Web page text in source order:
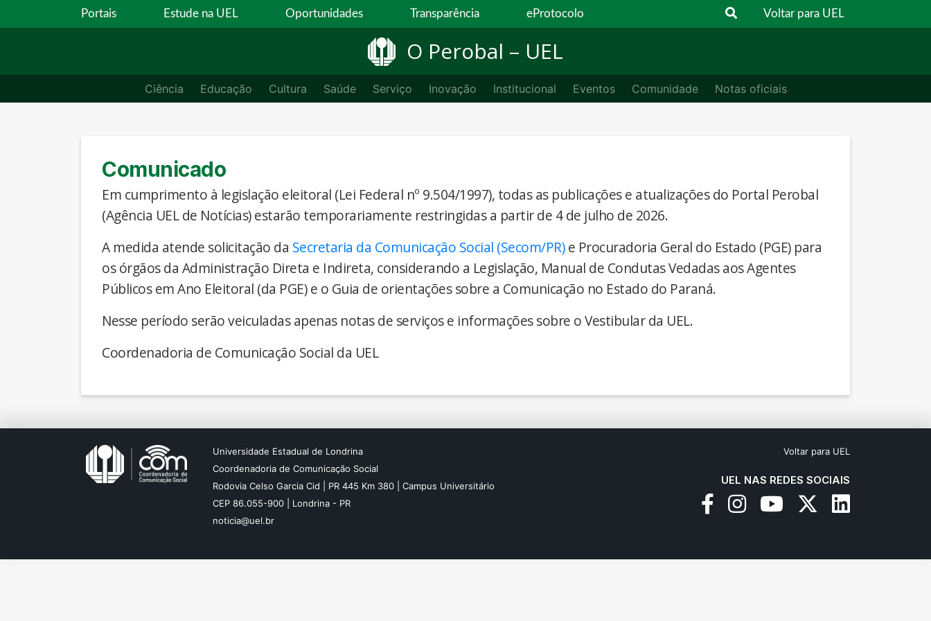
Portais Estude na UEL Oportunidades Transparência eProtocolo Voltar para UEL
O Perobal – UEL
Ciência Educação Cultura Saúde Serviço Inovação Institucional Eventos Comunidade Notas oficiais
Comunicado
Em cumprimento à legislação eleitoral (Lei Federal nº 9.504/1997), todas as publicações e atualizações do Portal Perobal
(Agência UEL de Notícias) estarão temporariamente restringidas a partir de 4 de julho de 2026.
A medida atende solicitação da Secretaria da Comunicação Social (Secom/PR)e Procuradoria Geral do Estado (PGE) para
os órgãos da Administração Direta e Indireta, considerando a Legislação, Manual de Condutas Vedadas aos Agentes
Públicos em Ano Eleitoral (da PGE) e o Guia de orientações sobre a Comunicação no Estado do Paraná.
Nesse período serão veiculadas apenas notas de serviços e informações sobre o Vestibular da UEL.
Coordenadoria de Comunicação Social da UEL
Universidade Estadual de Londrina
Coordenadoria de Comunicação Social
Rodovia Celso Garcia Cid | PR 445 Km 380 | Campus Universitário
CEP 86.055-900 | Londrina - PR
noticia@uel.br
Voltar para UEL
UEL NAS REDES SOCIAIS